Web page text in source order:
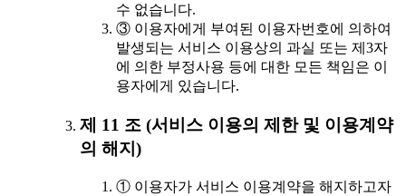
수 없습니다.
③ 이용자에게 부여된 이용자번호에 의하여
발생되는 서비스 이용상의 과실 또는 제3자
에 의한 부정사용 등에 대한 모든 책임은 이
용자에게 있습니다.
제 11 조 (서비스 이용의 제한 및 이용계약
의 해지)
① 이용자가 서비스 이용계약을 해지하고자